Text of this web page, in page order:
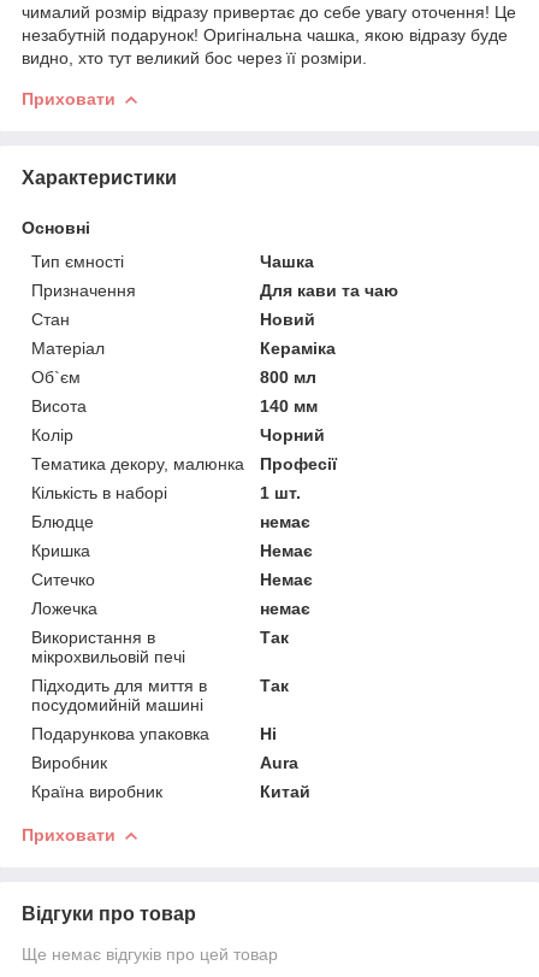
чималий розмір відразу привертає до себе увагу оточення! Це
незабутній подарунок! Оригінальна чашка, якою відразу буде
видно, хто тут великий бос через її розміри.
Приховати
Характеристики
Основні
Тип ємності
Чашка
Призначення
Для кави та чаю
Стан
Новий
Матеріал
Кераміка
Об`єм
800 мл
Висота
140 мм
Колір
Чорний
Тематика декору, малюнка
Професії
Кількість в наборі
1 шт.
Блюдце
немає
Кришка
Немає
Ситечко
Немає
Ложечка
немає
Використання в
мікрохвильовій печі
Так
Підходить для миття в
посудомийній машині
Так
Подарункова упаковка
Ні
Виробник
Aura
Країна виробник
Китай
Приховати
Відгуки про товар
Ще немає відгуків про цей товар